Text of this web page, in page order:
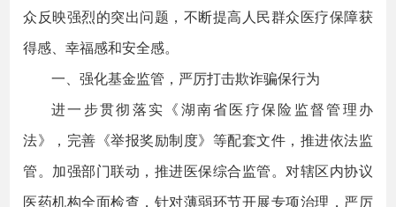
众反映强烈的突出问题，不断提高人民群众医疗保障获
得感、幸福感和安全感。
一、强化基金监管，严厉打击欺诈骗保行为
进一步贯彻落实《湖南省医疗保险监督管理办
法》，完善《举报奖励制度》等配套文件，推进依法监
管。加强部门联动，推进医保综合监管。对辖区内协议
医药机构全面检查，针对薄弱环节开展专项治理，严厉